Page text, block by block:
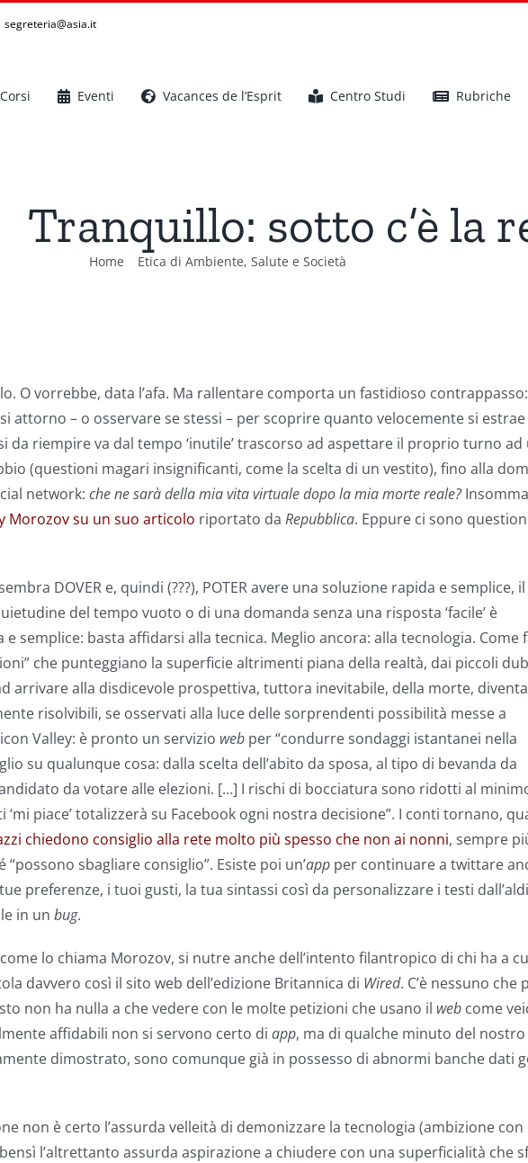
segreteria@asia.it
Corsi Eventi Vacances de l’Esprit Centro Studi Rubriche
Tranquillo: sotto c’è la
Home Etica di Ambiente, Salute e Società
O vorrebbe, data l’afa. Ma rallentare comporta un fastidioso
attorno – o osservare se stessi – per scoprire quanto velocemente si estrae
da riempire va dal tempo ‘inutile’ trascorso ad aspettare il proprio turno
(questioni magari insignificanti, come la scelta di un vestito), fino alla
network: che ne sarà della mia vita virtuale dopo la mia morte reale?
Morozov su un suo articolo riportato da Repubblica. Eppure ci sono
DOVER e, quindi (???), POTER avere una soluzione rapida e semplice, il
del tempo vuoto o di una domanda senza una risposta ‘facile’ è
semplice: basta affidarsi alla tecnica. Meglio ancora: alla tecnologia. Come
che punteggiano la superficie altrimenti piana della realtà, dai piccoli
arrivare alla disdicevole prospettiva, tuttora inevitabile, della morte,
risolvibili, se osservati alla luce delle sorprendenti possibilità messe a
Valley: è pronto un servizio web per “condurre sondaggi istantanei nella
su qualunque cosa: dalla scelta dell’abito da sposa, al tipo di bevanda da
da votare alle elezioni. […] I rischi di bocciatura sono ridotti al
piace’ totalizzerà su Facebook ogni nostra decisione”. I conti tornano,
chiedono consiglio alla rete molto più spesso che non ai nonni, sempre
sbagliare consiglio”. Esiste poi un’app per continuare a twittare
preferenze, i tuoi gusti, la tua sintassi così da personalizzare i testi
in un bug.
lo chiama Morozov, si nutre anche dell’intento filantropico di chi ha
davvero così il sito web dell’edizione Britannica di Wired. C’è nessuno
non ha nulla a che vedere con le molte petizioni che usano il web come
affidabili non si servono certo di app, ma di qualche minuto del
dimostrato, sono comunque già in possesso di abnormi banche dati
non è certo l’assurda velleità di demonizzare la tecnologia (ambizione
l’altrettanto assurda aspirazione a chiudere con una superficialità che